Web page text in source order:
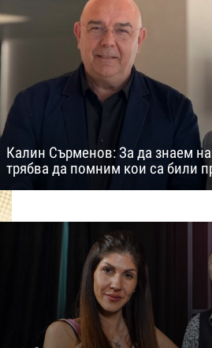
Калин Сърменов: За да знаем
трябва да помним кои са били